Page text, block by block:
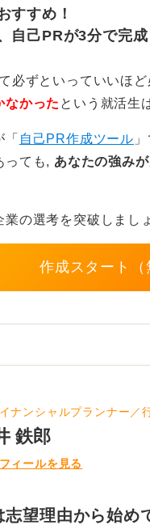
インを心掛けてくださ
正解というものはあり
の自己PRはPREP法
するのが取り組みやす
強みを説明する具体的
を使える利点は写真や
どう印象付けたいか戦
すすめ！
自己PRが3分で完
必ずといっていいほど
なかった という就活生
自己PR作成ツール
っても, あなたの強み
の選考を突破しまし
作成スタート（
ナンシャルプランナー／
鉄郎
ィールを見る
志望理由から始め